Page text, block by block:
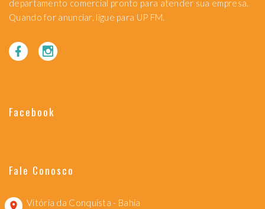
departamento comercial pronto para atender sua empresa.
Quando for anunciar, ligue para UP FM.
Facebook
Fale Conosco
Vitória da Conquista - Bahia